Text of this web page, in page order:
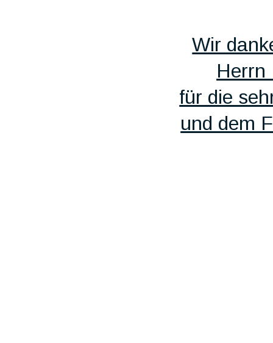
Wir
Herrn
für die
und dem